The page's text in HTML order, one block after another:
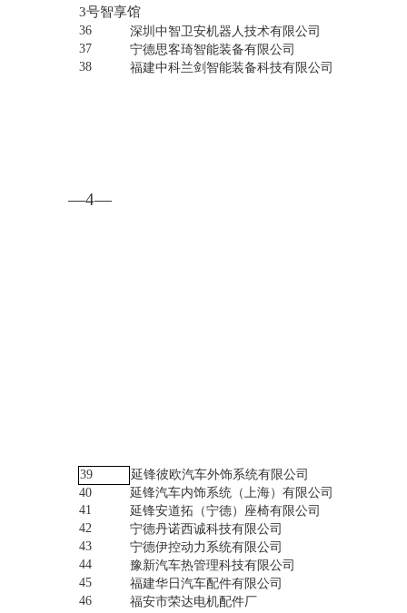
3号智享馆
36
深圳中智卫安机器人技术有限公司
37
宁德思客琦智能装备有限公司
38
福建中科兰剑智能装备科技有限公司
—4—
39
延锋彼欧汽车外饰系统有限公司
40
延锋汽车内饰系统（上海）有限公司
41
延锋安道拓（宁德）座椅有限公司
42
宁德丹诺西诚科技有限公司
43
宁德伊控动力系统有限公司
44
豫新汽车热管理科技有限公司
45
福建华日汽车配件有限公司
46
福安市荣达电机配件厂